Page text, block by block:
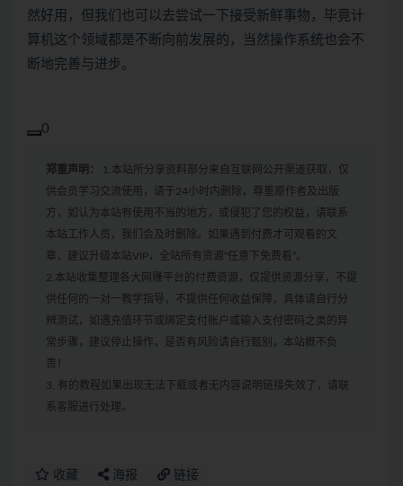
然好用，但我们也可以去尝试一下接受新鲜事物，毕竟计
算机这个领域都是不断向前发展的，当然操作系统也会不
断地完善与进步。
0
郑重声明：
1.本站所分享资料部分来自互联网公开渠道获取，仅
供会员学习交流使用，请于24小时内删除，尊重原作者及出版
方，如认为本站有使用不当的地方，或侵犯了您的权益，请联系
本站工作人员，我们会及时删除。如果遇到付费才可观看的文
章，建议升级本站VIP，全站所有资源“任意下免费看”。
2.本站收集整理各大网赚平台的付费资源，仅提供资源分享，不提
供任何的一对一教学指导，不提供任何收益保障，具体请自行分
辨测试，如遇充值环节或绑定支付账户或输入支付密码之类的异
常步骤，建议停止操作，是否有风险请自行甄别，本站概不负
责！
3. 有的教程如果出现无法下载或者无内容说明链接失效了，请联
系客服进行处理。
收藏 海报 链接